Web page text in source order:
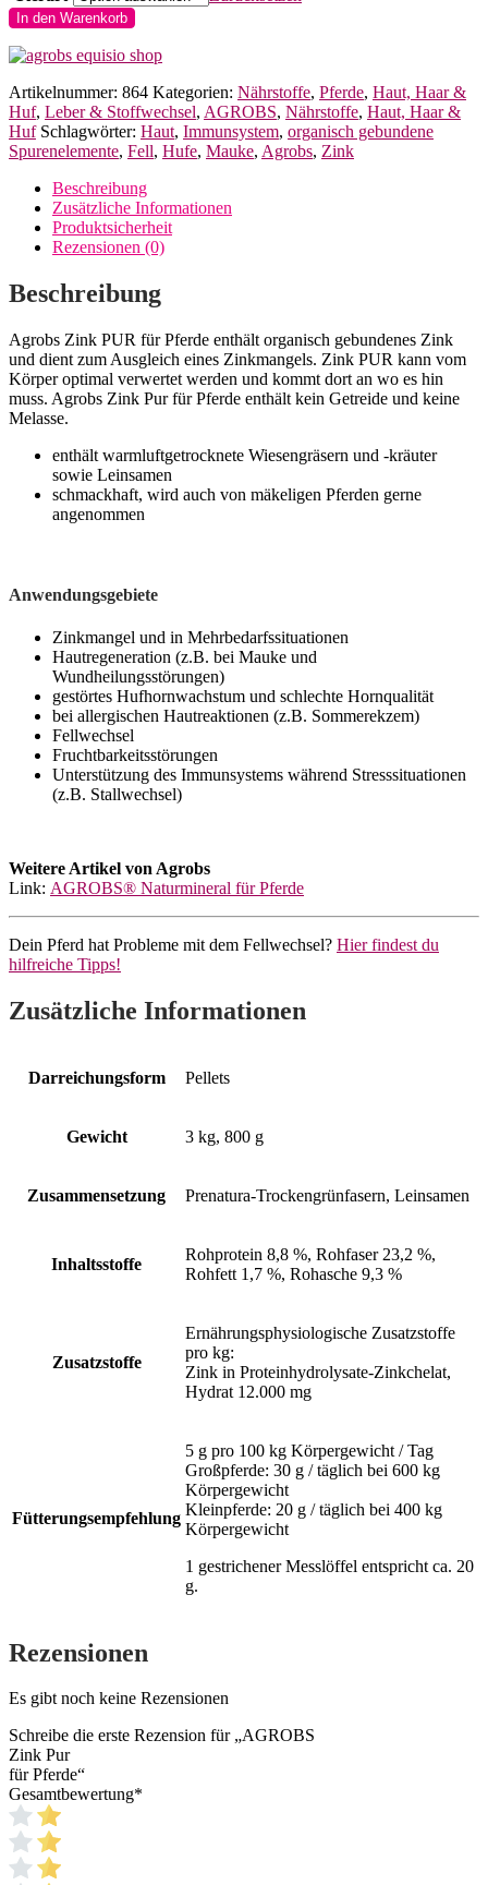
AGROBS
Pur
Pferde
Menge
In den Warenkorb
Artikelnummer: 864 Kategorien: Nährstoffe, Pferde, Haut, Haar &
Huf, Leber & Stoffwechsel, AGROBS, Nährstoffe, Haut, Haar &
Huf Schlagwörter: Haut, Immunsystem, organisch gebundene
Spurenelemente, Fell, Hufe, Mauke, Agrobs, Zink
Beschreibung
Zusätzliche Informationen
Produktsicherheit
Rezensionen (0)
Beschreibung
Agrobs Zink PUR für Pferde enthält organisch gebundenes Zink
und dient zum Ausgleich eines Zinkmangels. Zink PUR kann vom
Körper optimal verwertet werden und kommt dort an wo es hin
muss. Agrobs Zink Pur für Pferde enthält kein Getreide und keine
Melasse.
enthält warmluftgetrocknete Wiesengräsern und -kräuter
sowie Leinsamen
schmackhaft, wird auch von mäkeligen Pferden gerne
angenommen
Anwendungsgebiete
Zinkmangel und in Mehrbedarfssituationen
Hautregeneration (z.B. bei Mauke und
Wundheilungsstörungen)
gestörtes Hufhornwachstum und schlechte Hornqualität
bei allergischen Hautreaktionen (z.B. Sommerekzem)
Fellwechsel
Fruchtbarkeitsstörungen
Unterstützung des Immunsystems während Stresssituationen
(z.B. Stallwechsel)
Weitere Artikel von Agrobs
Link: AGROBS® Naturmineral für Pferde
Dein Pferd hat Probleme mit dem Fellwechsel? Hier findest du
hilfreiche Tipps!
Zusätzliche Informationen
Darreichungsform Pellets
Gewicht 3 kg, 800 g
Zusammensetzung Prenatura-Trockengrünfasern, Leinsamen
Inhaltsstoffe
Rohprotein 8,8 %, Rohfaser 23,2 %,
Rohfett 1,7 %, Rohasche 9,3 %
Zusatzstoffe
Ernährungsphysiologische Zusatzstoffe
pro kg:
Zink in Proteinhydrolysate-Zinkchelat,
Hydrat 12.000 mg
Fütterungsempfehlung
5 g pro 100 kg Körpergewicht / Tag
Großpferde: 30 g / täglich bei 600 kg
Körpergewicht
Kleinpferde: 20 g / täglich bei 400 kg
Körpergewicht
1 gestrichener Messlöffel entspricht ca. 20
g.
Rezensionen
Es gibt noch keine Rezensionen
Schreibe die erste Rezension für „AGROBS
Zink Pur
für Pferde“
Gesamtbewertung*